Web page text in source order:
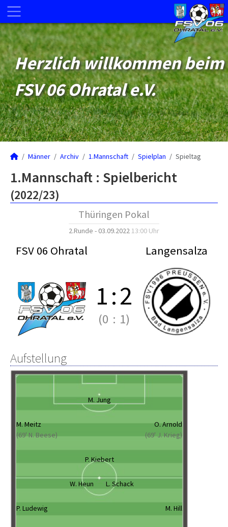
Herzlich willkommen beim
FSV 06 Ohratal e.V.
Männer Archiv 1.Mannschaft Spielplan Spieltag
1.Mannschaft : Spielbericht
(2022/23)
Thüringen Pokal
2.Runde - 03.09.2022 13:00 Uhr
FSV 06 Ohratal Langensalza
1:2
(0 : 1)
Aufstellung
M. Jung
M. Meitz
(69' N. Beese)
O. Arnold
(69' J. Krieg)
P. Kiebert
W. Heun L. Schack
P. Ludewig M. Hill